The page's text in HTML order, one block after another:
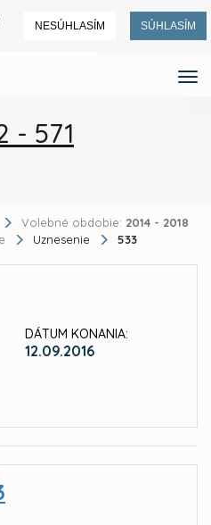
NESÚHLASÍM SÚHLASÍM
- 571
Volebné obdobie: 2014 - 2018
Uznesenie 533
DÁTUM KONANIA:
12.09.2016